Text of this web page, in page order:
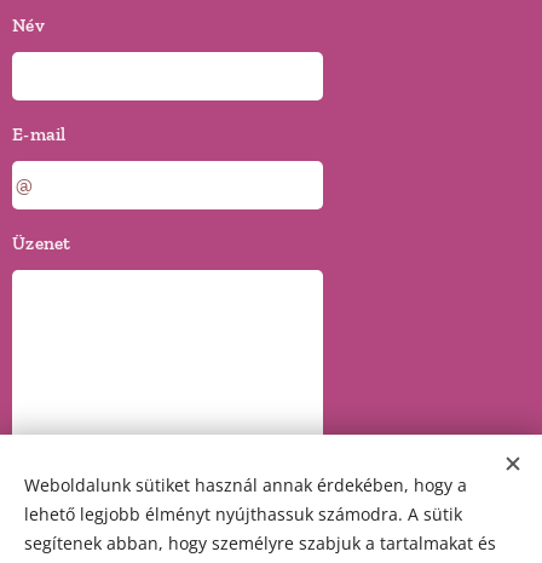
Név
E-mail
Üzenet
Weboldalunk sütiket használ annak érdekében, hogy a
lehető legjobb élményt nyújthassuk számodra. A sütik
segítenek abban, hogy személyre szabjuk a tartalmakat és